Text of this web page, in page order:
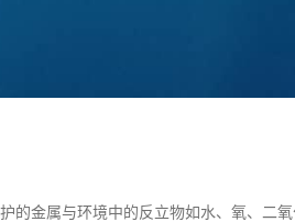
的金属与环境中的反立物如水、氧、二